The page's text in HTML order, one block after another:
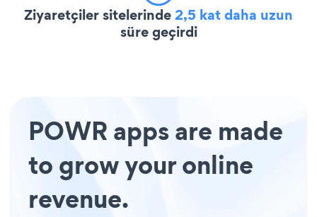
Ziyaretçiler sitelerinde2,5 kat daha uzun
süre geçirdi
POWR apps are made
to grow your online
revenue.